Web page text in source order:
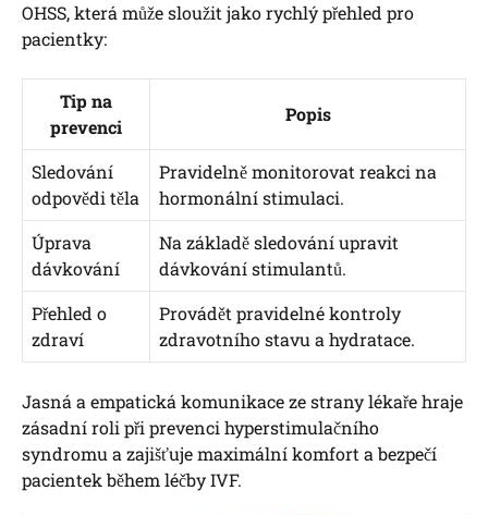
OHSS, která může sloužit jako rychlý přehled pro
pacientky:
Tip na
prevenci
Popis
Sledování
odpovědi těla
Pravidelně monitorovat reakci na
hormonální stimulaci.
Úprava
dávkování
Na základě sledování upravit
dávkování stimulantů.
Přehled o
zdraví
Provádět pravidelné kontroly
zdravotního stavu a hydratace.
Jasná a empatická komunikace ze strany lékaře hraje
zásadní roli při prevenci hyperstimulačního
syndromu a zajišťuje maximální komfort a bezpečí
pacientek během léčby IVF.